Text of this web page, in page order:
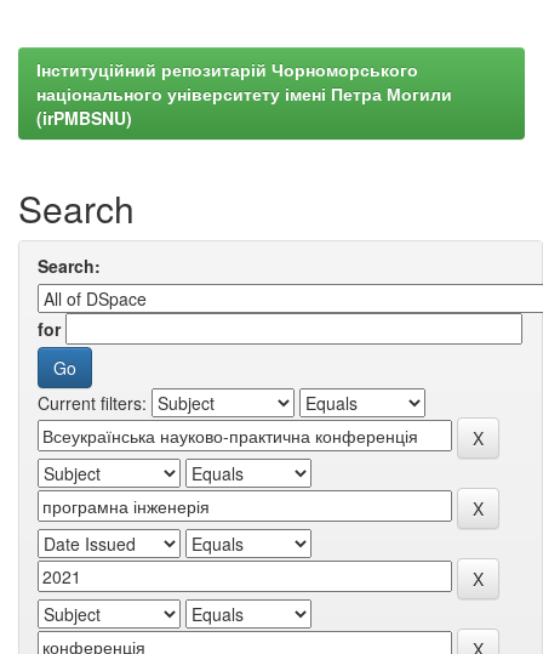
Інституційний репозитарій Чорноморського
національного університету імені Петра Могили
(irPMBSNU)
Search
Search:
for
Current filters: